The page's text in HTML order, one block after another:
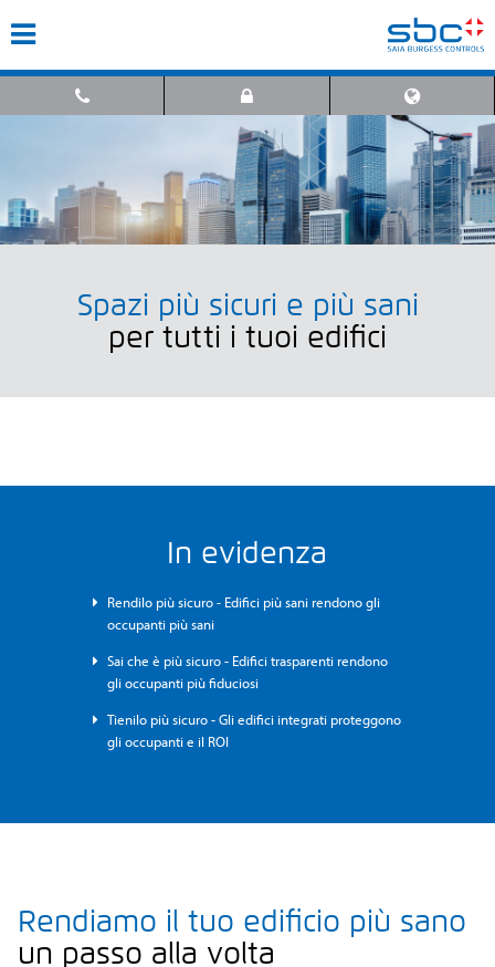
Spazi più sicuri e più sani
per tutti i tuoi edifici
In evidenza
Rendilo più sicuro - Edifici più sani rendono gli
occupanti più sani
Sai che è più sicuro - Edifici trasparenti rendono
gli occupanti più fiduciosi
Tienilo più sicuro - Gli edifici integrati proteggono
gli occupanti e il ROI
Rendiamo il tuo edificio più sano
un passo alla volta